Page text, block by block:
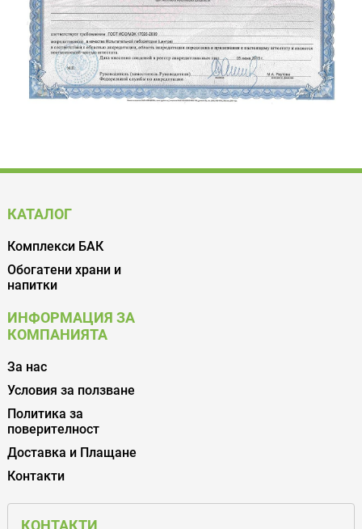
КАТАЛОГ
Комплекси БАК
Обогатени храни и
напитки
ИНФОРМАЦИЯ ЗА
КОМПАНИЯТА
За нас
Условия за ползване
Политика за
поверителност
Доставка и Плащане
Контакти
КОНТАКТИ